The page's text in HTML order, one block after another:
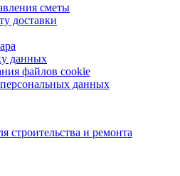
сметы
доставки
данных
файлов cookie
данных
строительства и ремонта